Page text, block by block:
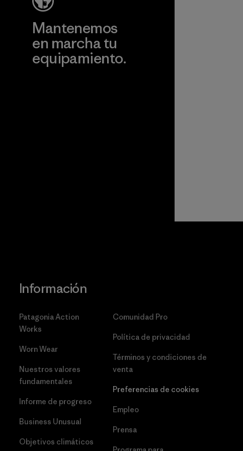
Mantenemos
en marcha tu
equipamiento.
Información
Patagonia Action
Works
Worn Wear
Nuestros valores
fundamentales
Informe de progreso
Business Unusual
Objetivos climáticos
Comunidad Pro
Política de privacidad
Términos y condiciones de
venta
Preferencias de cookies
Empleo
Prensa